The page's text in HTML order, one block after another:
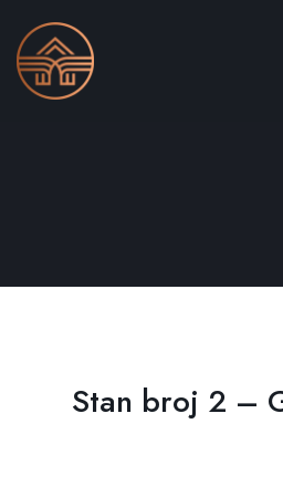
Stan broj 2 –